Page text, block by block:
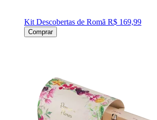
Kit Descobertas de Romã R$ 169,99
Comprar